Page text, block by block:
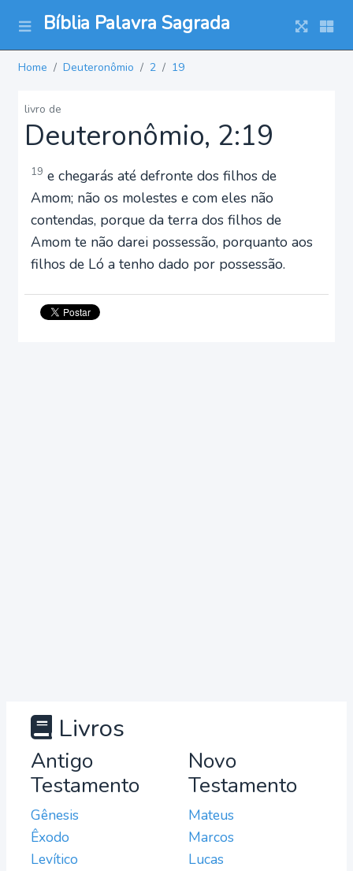
Bíblia Palavra Sagrada
Home Deuteronômio 2 19
livro de
Deuteronômio, 2:19
19 e chegarás até defronte dos filhos de
Amom; não os molestes e com eles não
contendas, porque da terra dos filhos de
Amom te não darei possessão, porquanto aos
filhos de Ló a tenho dado por possessão.
Livros
Antigo
Testamento
Gênesis
Êxodo
Levítico
Novo
Testamento
Mateus
Marcos
Lucas